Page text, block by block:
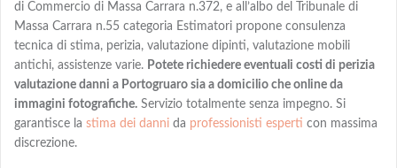
di Commercio di Massa Carrara n.372, e all’albo del Tribunale di
Massa Carrara n.55 categoria Estimatori propone consulenza
tecnica di stima, perizia, valutazione dipinti, valutazione mobili
antichi, assistenze varie. Potete richiedere eventuali costi di perizia
valutazione danni a Portogruaro sia a domicilio che online da
immagini fotografiche. Servizio totalmente senza impegno. Si
garantisce la stima dei danni da professionisti esperti con massima
discrezione.